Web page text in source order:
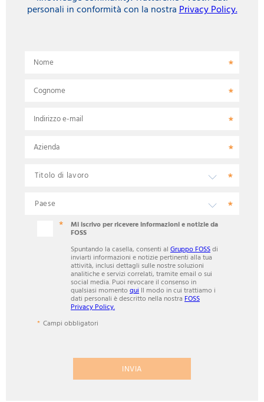
personali in conformità con la nostraPrivacy Policy.
Nome
Cognome
Indirizzo e-mail
Azienda
Mi iscrivo per ricevere informazioni e notizie da
FOSS
Spuntando la casella, consenti al Gruppo FOSSdi
inviarti informazioni e notizie pertinenti alla tua
attività, inclusi dettagli sulle nostre soluzioni
analitiche e servizi correlati, tramite email o sui
social media. Puoi revocare il consenso in
qualsiasi momento qui Il modo in cui trattiamo i
dati personali è descritto nella nostra FOSS
Privacy Policy.
Campi obbligatori
INVIA